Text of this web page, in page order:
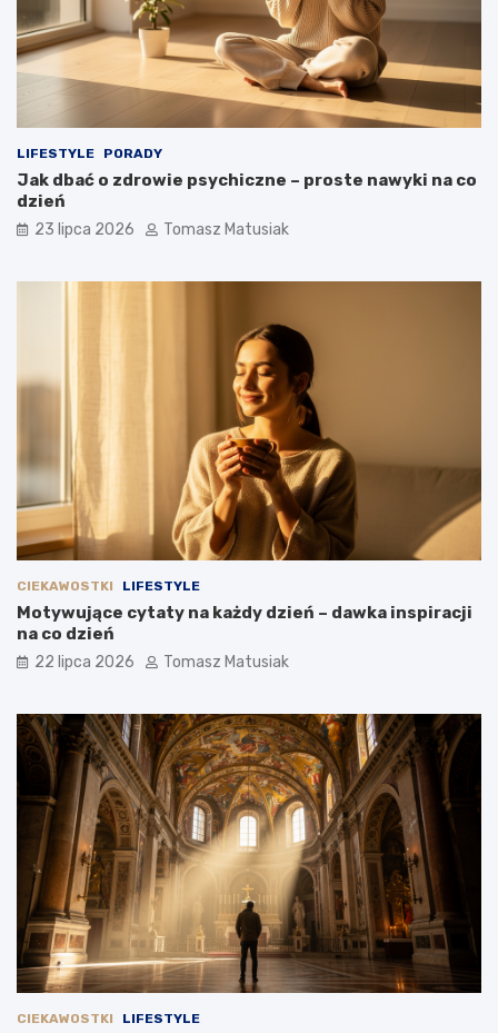
LIFESTYLE PORADY
Jak dbać o zdrowie psychiczne – proste nawyki na co
dzień
23 lipca 2026 Tomasz Matusiak
CIEKAWOSTKI LIFESTYLE
Motywujące cytaty na każdy dzień – dawka inspiracji
na co dzień
22 lipca 2026 Tomasz Matusiak
CIEKAWOSTKI LIFESTYLE